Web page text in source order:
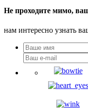
Не проходите мимо,
нам интересно узнать